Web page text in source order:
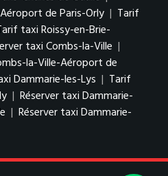
de Paris-Orly | Tarif
taxi Roissy-en-Brie-
taxi Combs-la-Ville |
la-Ville-Aéroport de
Dammarie-les-Lys | Tarif
| Réserver taxi Dammarie-
| Réserver taxi Dammarie-